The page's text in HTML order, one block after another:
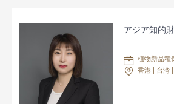
アジア知的
植物新品種
香港 | 台湾